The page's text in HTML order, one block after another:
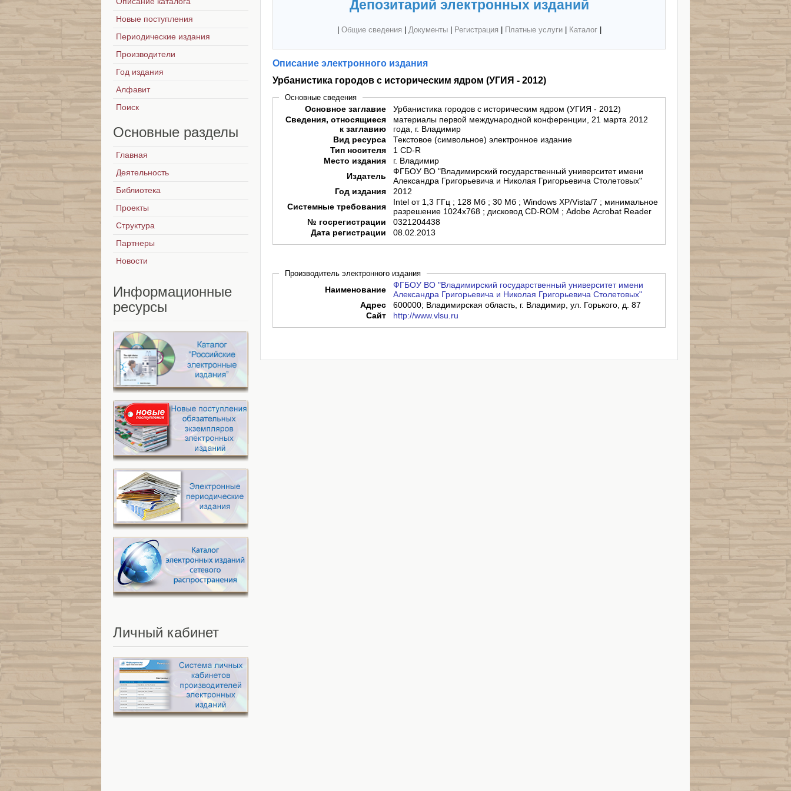
Депозитарий электронных изданий
Общие сведения Документы| Регистрация Платные услуги| Каталог|
Описание электронного издания
Урбанистика городов с историческим ядром (УГИЯ - 2012)
Основные сведения
Основное заглавие
Урбанистика городов с историческим ядром (УГИЯ - 2012)
Сведения, относящиеся
к заглавию
материалы первой международной конференции, 21 марта 2012
года, г. Владимир
Вид ресурса
Текстовое (символьное) электронное издание
Тип носителя
1 CD-R
Место издания
г. Владимир
Издатель
ФГБОУ ВО "Владимирский государственный университет имени
Александра Григорьевича и Николая Григорьевича Столетовых"
Год издания
2012
Системные требования
Intel от 1,3 ГГц ; 128 Мб ; 30 Мб ; Windows XP/Vista/7 ; минимальное
разрешение 1024х768 ; дисковод CD-ROM ; Adobe Acrobat Reader
№ госрегистрации
0321204438
Дата регистрации
08.02.2013
Производитель электронного издания
Наименование
ФГБОУ ВО "Владимирский государственный университет имени
Александра Григорьевича и Николая Григорьевича Столетовых"
Адрес
600000; Владимирская область, г. Владимир, ул. Горького, д. 87
Сайт
http://www.vlsu.ru
Новые поступления
Периодические издания
Производители
Год издания
Алфавит
Поиск
Основные разделы
Главная
Деятельность
Библиотека
Проекты
Структура
Партнеры
Новости
Информационные
ресурсы
Личный кабинет